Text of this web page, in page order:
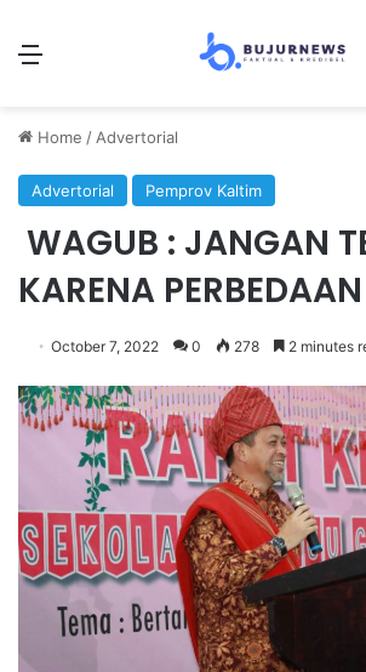
Home / Advertorial
Advertorial Pemprov Kaltim
WAGUB : JANGAN
KARENA
October 7, 2022 0 278 2 minutes